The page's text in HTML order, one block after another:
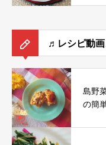
♬レシピ動
島野
の簡